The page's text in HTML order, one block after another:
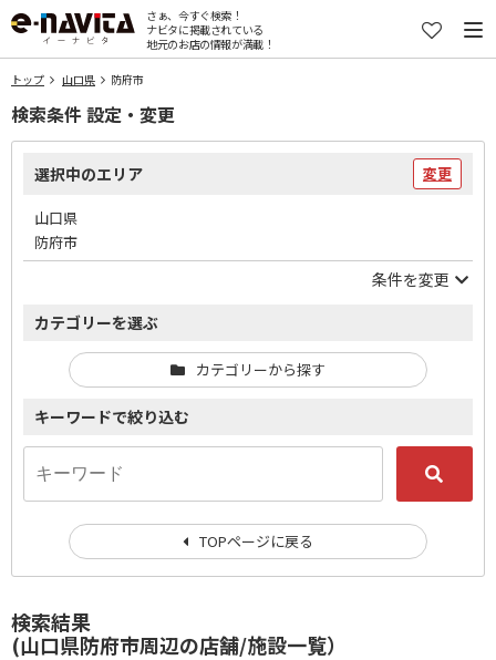
さぁ、今すぐ検索！
ナビタに掲載されている
地元のお店の情報が満載！
トップ 山口県 防府市
検索結果
(山口県防府市周辺の店舗/施設一覧）
検索条件 設定・変更
選択中のエリア 変更
山口県
防府市
条件を変更
カテゴリーを選ぶ
カテゴリーから探す
キーワードで絞り込む
TOPページに戻る